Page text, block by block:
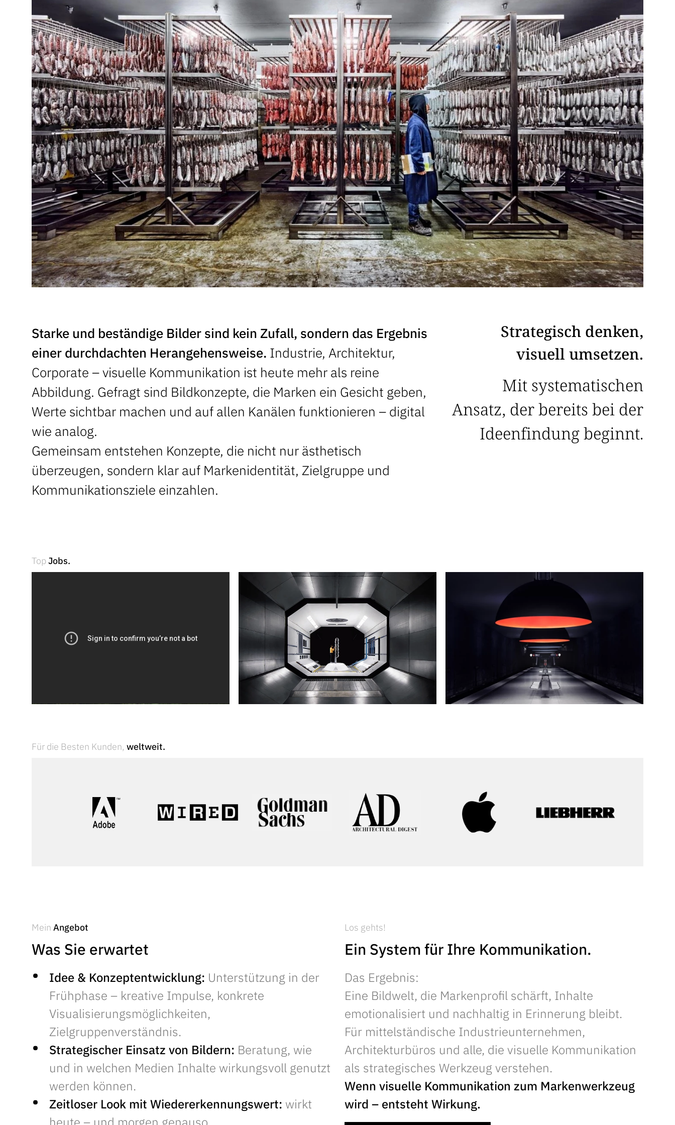
Starke und beständige Bilder sind kein Zufall, sondern das Ergebnis
einer durchdachten Herangehensweise. Industrie, Architektur,
Corporate – visuelle Kommunikation ist heute mehr als reine
Abbildung. Gefragt sind Bildkonzepte, die Marken ein Gesicht geben,
Werte sichtbar machen und auf allen Kanälen funktionieren – digital
wie analog.
Gemeinsam entstehen Konzepte, die nicht nur ästhetisch
überzeugen, sondern klar auf Markenidentität, Zielgruppe und
Kommunikationsziele einzahlen.
Strategisch denken,
visuell umsetzen.
Mit systematischen
Ansatz, der bereits bei der
Ideenfindung beginnt.
TopJobs.
Für die Besten Kunden, weltweit.
Mein Angebot
Was Sie erwartet
Idee & Konzeptentwicklung: Unterstützung in der
Frühphase – kreative Impulse, konkrete
Visualisierungsmöglichkeiten,
Zielgruppenverständnis.
Strategischer Einsatz von Bildern: Beratung, wie
und in welchen Medien Inhalte wirkungsvoll genutzt
werden können.
Zeitloser Look mit Wiedererkennungswert: wirkt
Los gehts!
Ein System für Ihre Kommunikation.
Das Ergebnis:
Eine Bildwelt, die Markenprofil schärft, Inhalte
emotionalisiert und nachhaltig in Erinnerung bleibt.
Für mittelständische Industrieunternehmen,
Architekturbüros und alle, die visuelle Kommunikation
als strategisches Werkzeug verstehen.
Wenn visuelle Kommunikation zum Markenwerkzeug
wird – entsteht Wirkung.